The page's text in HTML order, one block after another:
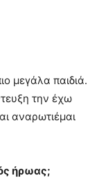
μεγάλα παιδιά.
την έχω
αναρωτιέμαι
ήρωας;